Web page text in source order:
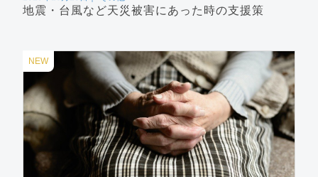
地震・台風など天災被害にあった時の支援策
NEW